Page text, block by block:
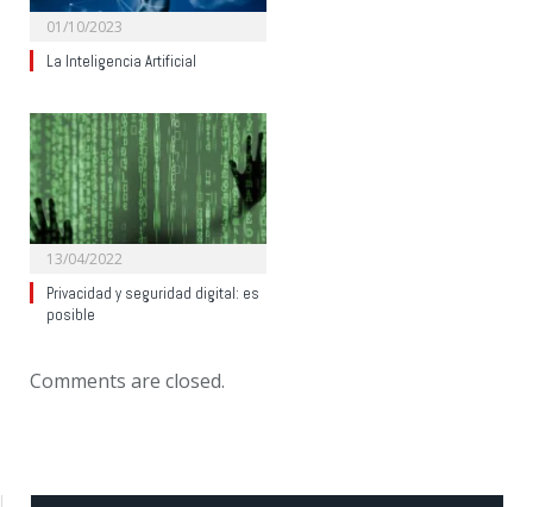
01/10/2023
La Inteligencia Artificial
13/04/2022
Privacidad y seguridad digital: es
posible
Comments are closed.